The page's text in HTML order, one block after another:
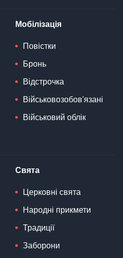
Мобілізація
Повістки
Бронь
Відстрочка
Військовозобов'язані
Військовий облік
Свята
Церковні свята
Народні прикмети
Традиції
Заборони